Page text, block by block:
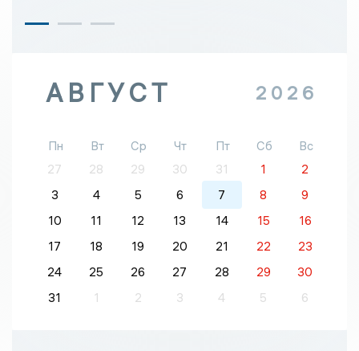
АВГУСТ 2026
Пн Вт Ср Чт Пт Сб
Вс
27
28 29 30 31 1
2
3
4 5 6 7 8
9
10
11 12 13 14 15
16
17
18 19 20 21 22
23
24
25 26 27 28 29
30
31
1 2 3 4 5 6